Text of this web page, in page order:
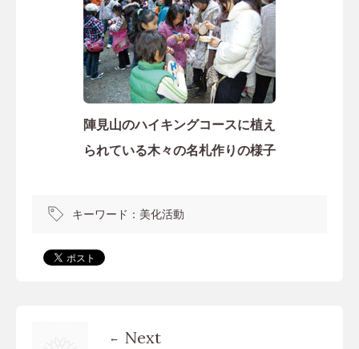
陣見山のハイキングコースに植え
られている木々の名札作りの様子
キーワード： 美化活動
Next